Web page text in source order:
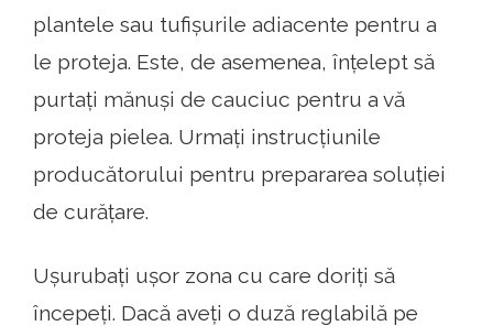
plantele sau tufișurile adiacente pentru a
le proteja. Este, de asemenea, înțelept să
purtați mănuși de cauciuc pentru a vă
proteja pielea. Urmați instrucțiunile
producătorului pentru prepararea soluției
de curățare.
Ușurubați ușor zona cu care doriți să
începeți. Dacă aveți o duză reglabilă pe